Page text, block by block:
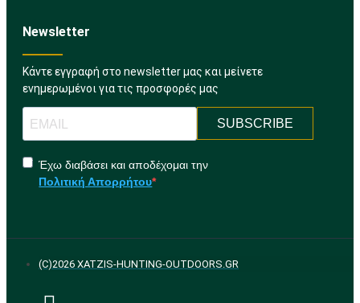
Newsletter
Κάντε εγγραφή στο newsletter μας και μείνετε
ενημερωμένοι για τις προσφορές μας
SUBSCRIBE
Έχω διαβάσει και αποδέχομαι την
Πολιτική Απορρήτου
(C)2026 XATZIS-HUNTING-OUTDOORS.GR